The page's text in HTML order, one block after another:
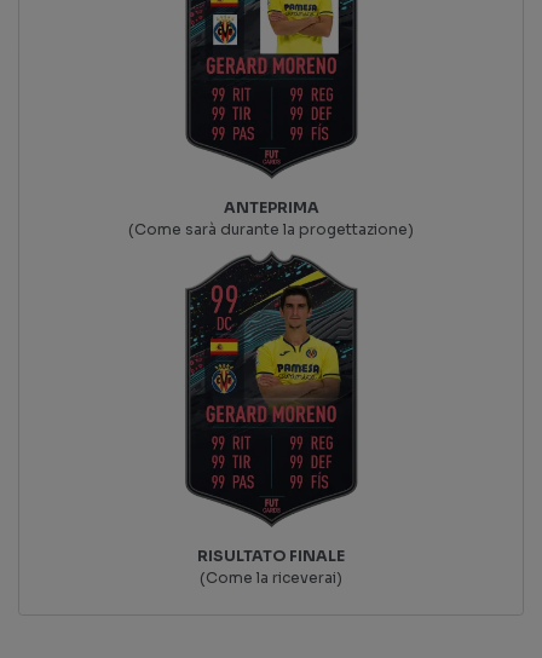
ANTEPRIMA
(Come sarà durante la progettazione)
RISULTATO FINALE
(Come la riceverai)